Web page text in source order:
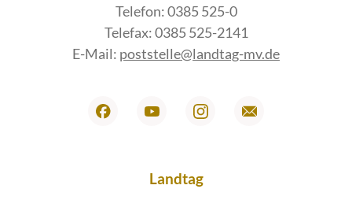
Telefon: 0385 525-0
Telefax: 0385 525-2141
E-Mail: poststelle@landtag-mv.de
Landtag